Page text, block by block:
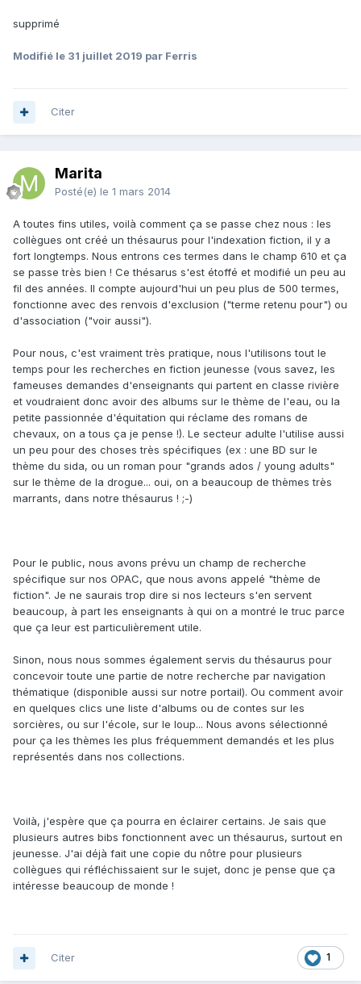
supprimé
Modifié le 31 juillet 2019 par Ferris
Citer
Marita
Posté(e) le 1 mars 2014
A toutes fins utiles, voilà comment ça se passe chez nous : les
collègues ont créé un thésaurus pour l'indexation fiction, il y a
fort longtemps. Nous entrons ces termes dans le champ 610 et ça
se passe très bien ! Ce thésarus s'est étoffé et modifié un peu au
fil des années. Il compte aujourd'hui un peu plus de 500 termes,
fonctionne avec des renvois d'exclusion ("terme retenu pour") ou
d'association ("voir aussi").
Pour nous, c'est vraiment très pratique, nous l'utilisons tout le
temps pour les recherches en fiction jeunesse (vous savez, les
fameuses demandes d'enseignants qui partent en classe rivière
et voudraient donc avoir des albums sur le thème de l'eau, ou la
petite passionnée d'équitation qui réclame des romans de
chevaux, on a tous ça je pense !). Le secteur adulte l'utilise aussi
un peu pour des choses très spécifiques (ex : une BD sur le
thème du sida, ou un roman pour "grands ados / young adults"
sur le thème de la drogue... oui, on a beaucoup de thèmes très
marrants, dans notre thésaurus ! ;-)
Pour le public, nous avons prévu un champ de recherche
spécifique sur nos OPAC, que nous avons appelé "thème de
fiction". Je ne saurais trop dire si nos lecteurs s'en servent
beaucoup, à part les enseignants à qui on a montré le truc parce
que ça leur est particulièrement utile.
Sinon, nous nous sommes également servis du thésaurus pour
concevoir toute une partie de notre recherche par navigation
thématique (disponible aussi sur notre portail). Ou comment avoir
en quelques clics une liste d'albums ou de contes sur les
sorcières, ou sur l'école, sur le loup... Nous avons sélectionné
pour ça les thèmes les plus fréquemment demandés et les plus
représentés dans nos collections.
Voilà, j'espère que ça pourra en éclairer certains. Je sais que
plusieurs autres bibs fonctionnent avec un thésaurus, surtout en
jeunesse. J'ai déjà fait une copie du nôtre pour plusieurs
collègues qui réfléchissaient sur le sujet, donc je pense que ça
intéresse beaucoup de monde !
1
Citer